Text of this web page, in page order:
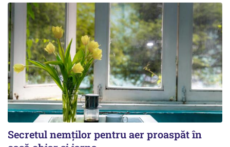
Secretul nemților pentru aer proaspăt în